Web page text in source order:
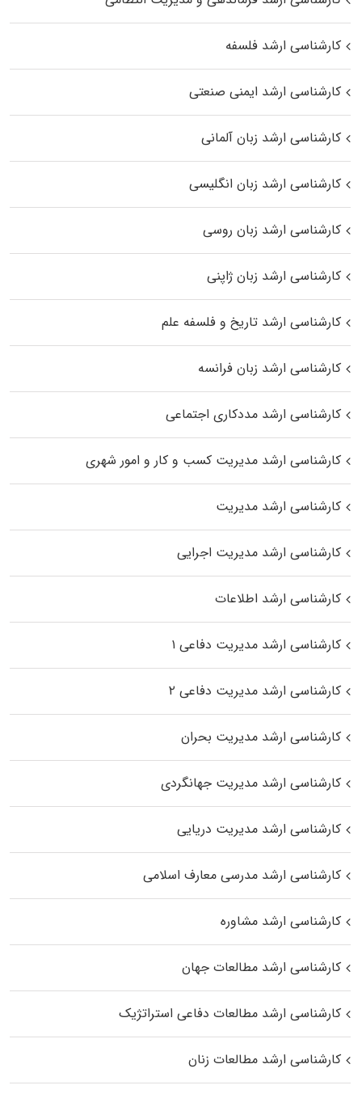
کارشناسی ارشد فلسفه
کارشناسی ارشد ایمنی صنعتی
کارشناسی ارشد زبان آلمانی
کارشناسی ارشد زبان انگلیسی
کارشناسی ارشد زبان روسی
کارشناسی ارشد زبان ژاپنی
کارشناسی ارشد تاریخ و فلسفه علم
کارشناسی ارشد زبان فرانسه
کارشناسی ارشد مددکاری اجتماعی
کارشناسی ارشد مدیریت کسب و کار و امور شهری
کارشناسی ارشد مدیریت
کارشناسی ارشد مدیریت اجرایی
کارشناسی ارشد اطلاعات
کارشناسی ارشد مدیریت دفاعی ۱
کارشناسی ارشد مدیریت دفاعی ۲
کارشناسی ارشد مدیریت بحران
کارشناسی ارشد مدیریت جهانگردی
کارشناسی ارشد مدیریت دریایی
کارشناسی ارشد مدرسی معارف اسلامی
کارشناسی ارشد مشاوره
کارشناسی ارشد مطالعات جهان
کارشناسی ارشد مطالعات دفاعی استراتژیک
کارشناسی ارشد مطالعات زنان